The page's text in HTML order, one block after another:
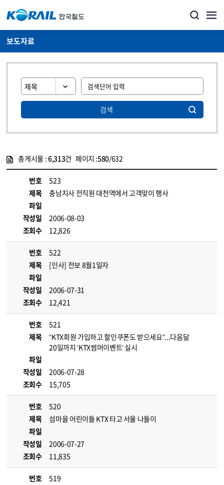
보도자료
검색
총게시물 :6,313건 페이지 :580/632
번호
523
제목
충남지사 전직원 대천역에서 고객맞이 행사
파일
작성일
2006-08-03
조회수
12,826
번호
522
제목
[인사] 전보 8월1일자
파일
작성일
2006-07-31
조회수
12,421
번호
521
제목
“KTX회원 가입하고 할인쿠폰도 받으세요”...다음달
20일까지 ‘KTX썸머이벤트’ 실시
파일
작성일
2006-07-28
조회수
15,705
번호
520
제목
섬마을 어린이들 KTX 타고 서울 나들이
파일
작성일
2006-07-27
조회수
11,835
번호
519